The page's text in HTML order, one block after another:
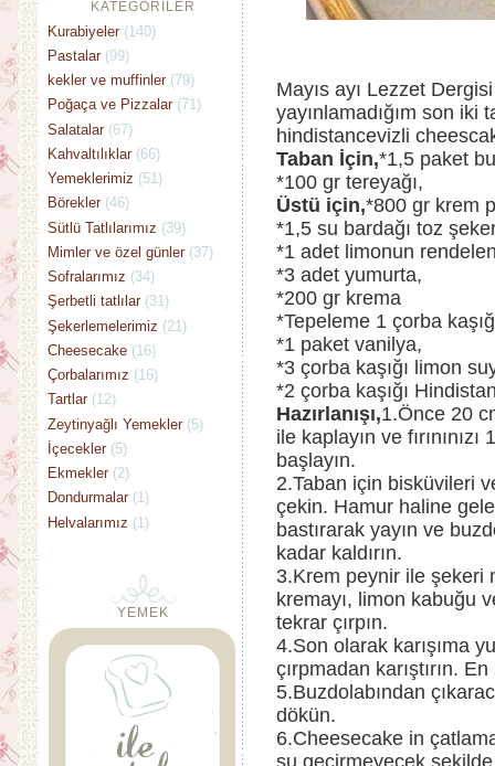
Mayıs ayı Lezzet
yayınlamadığım son
hindistancevizli
Taban İçin,*1,5 paket
*100 gr tereyağı,
Üstü için,*800 gr krem
*1,5 su bardağı toz
*1 adet limonun
*3 adet yumurta,
*200 gr krema
*Tepeleme 1 çorba
*1 paket vanilya,
*3 çorba kaşığı limon
*2 çorba kaşığı
Hazırlanışı,1.Önce 20
ile kaplayın ve
başlayın.
2.Taban için bisküvileri
çekin. Hamur haline
bastırarak yayın ve
kadar kaldırın.
3.Krem peynir ile şekeri
kremayı, limon kabuğu
tekrar çırpın.
4.Son olarak karışıma
çırpmadan karıştırın.
5.Buzdolabından
dökün.
6.Cheesecake in
KATEGORİLER
Kurabiyeler (140)
Pastalar (99)
kekler ve muffinler (79)
Poğaça ve Pizzalar (71)
Salatalar (67)
Kahvaltılıklar (66)
Yemeklerimiz (51)
Börekler (46)
Sütlü Tatlılarımız (39)
Mimler ve özel günler (37)
Sofralarımız (34)
Şerbetli tatlılar (31)
Şekerlemelerimiz (21)
Cheesecake (16)
Çorbalarımız (16)
Tartlar (12)
Zeytinyağlı Yemekler (5)
İçecekler (5)
Ekmekler (2)
Dondurmalar (1)
Helvalarımız (1)
YEMEK